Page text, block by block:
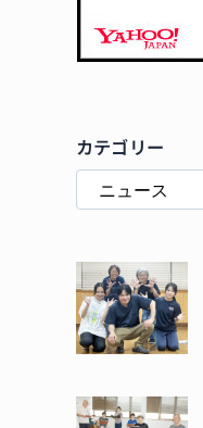
カテゴリー